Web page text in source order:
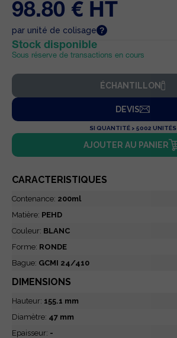
98.80 € HT
par unité de colisage
Stock disponible
Sous réserve de transactions en cours
ÉCHANTILLON
DEVIS
SI QUANTITÉ > 5002 UNITÉS
AJOUTER AU PANIER
CARACTERISTIQUES
Contenance: 200ml
Matière: PEHD
Couleur: BLANC
Forme: RONDE
Bague: GCMI 24/410
DIMENSIONS
Hauteur: 155.1 mm
Diamètre: 47 mm
Epaisseur: -